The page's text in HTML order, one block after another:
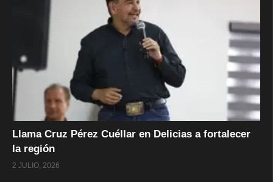
Llama Cruz Pérez Cuéllar en Delicias a fortalecer
la región
2 JULIO, 2026